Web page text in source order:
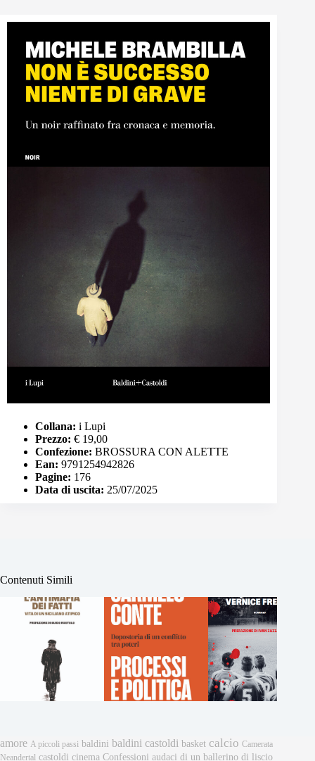
Collana: i Lupi
Prezzo: € 19,00
Confezione: BROSSURA CON ALETTE
Ean: 9791254942826
Pagine: 176
Data di uscita: 25/07/2025
Contenuti Simili
amore A piccoli passi baldini baldini castoldi basket calcio Camerata
Neandertal castoldi cinema Confessioni audaci di un ballerino di liscio